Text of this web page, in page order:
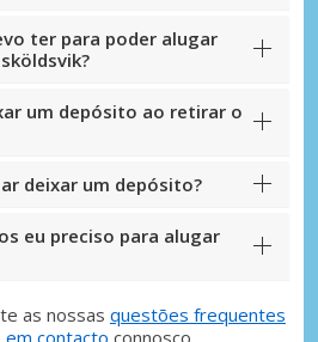
ter para poder alugar
um depósito ao retirar o
deixar um depósito?
eu preciso para alugar
as nossas questões frequentes
contacto connosco.